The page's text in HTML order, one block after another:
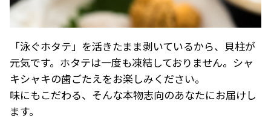
「泳ぐホタテ」を活きたまま剥いているから、貝柱が
元気です。ホタテは一度も凍結しておりません。シャ
キシャキの歯ごたえをお楽しみください。
味にもこだわる、そんな本物志向のあなたにお届けし
ます。